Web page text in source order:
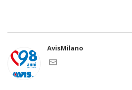
AvisMilano